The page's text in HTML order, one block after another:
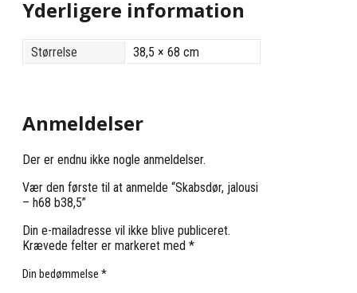
Yderligere information
Størrelse 38,5 × 68 cm
Anmeldelser
Der er endnu ikke nogle anmeldelser.
Vær den første til at anmelde “Skabsdør, jalousi
– h68 b38,5”
Din e-mailadresse vil ikke blive publiceret.
Krævede felter er markeret med *
Din bedømmelse *